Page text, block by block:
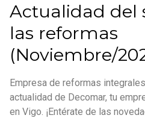
Actualidad del
las reformas
(Noviembre/
Empresa de reformas
actualidad de Decomar, tu
en Vigo. ¡Entérate de las